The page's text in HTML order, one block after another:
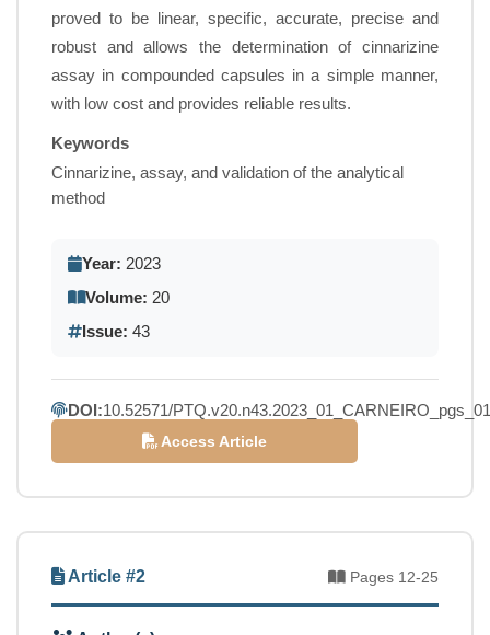
proved to be linear, specific, accurate, precise and
robust and allows the determination of cinnarizine
assay in compounded capsules in a simple manner,
with low cost and provides reliable results.
Keywords
Cinnarizine, assay, and validation of the analytical
method
Year: 2023
Volume: 20
Issue: 43
DOI:10.52571/
Access Article
Article #2 Pages 12-25